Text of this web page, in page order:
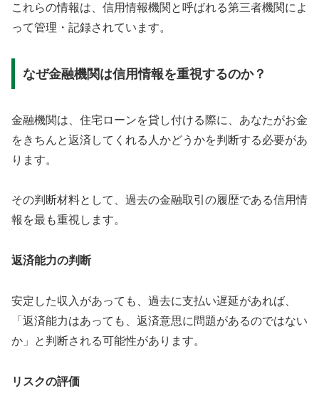
これらの情報は、信用情報機関と呼ばれる第三者機関によ
って管理・記録されています。
なぜ金融機関は信用情報を重視するのか？
金融機関は、住宅ローンを貸し付ける際に、あなたがお金
をきちんと返済してくれる人かどうかを判断する必要があ
ります。
その判断材料として、過去の金融取引の履歴である信用情
報を最も重視します。
返済能力の判断
安定した収入があっても、過去に支払い遅延があれば、
「返済能力はあっても、返済意思に問題があるのではない
か」と判断される可能性があります。
リスクの評価